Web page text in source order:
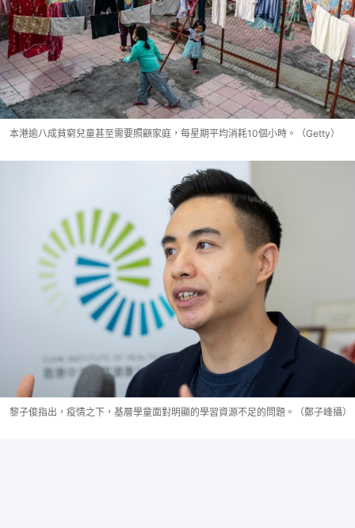
本港逾八成貧窮兒童甚至需要照顧家庭，每星期平均消耗10個小時。（Getty）
黎子俊指出，疫情之下，基層學童面對明顯的學習資源不足的問題。（鄭子峰攝）